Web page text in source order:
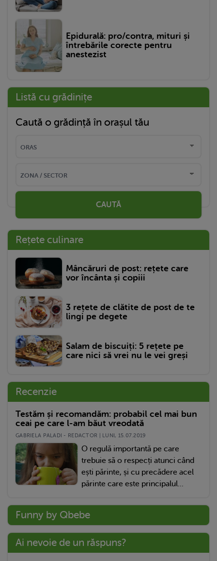
Epidurală: pro/contra, mituri și
întrebările corecte pentru
anestezist
Listă cu grădinițe
Caută o grădință în orașul tău
CAUTĂ
Rețete culinare
Mâncăruri de post: rețete care
vor încânta și copiii
3 rețete de clătite de post de te
lingi pe degete
Salam de biscuiți: 5 rețete pe
care nici să vrei nu le vei greși
Recenzie
Testăm și recomandăm: probabil cel mai bun
ceai pe care l-am băut vreodată
GABRIELA PALADI - REDACTOR | LUNI, 15.07.2019
O regulă importantă pe care
trebuie să o respecți atunci când
ești părinte, și cu precădere acel
părinte care este principalul...
Funny by Qbebe
Ai nevoie de un răspuns?